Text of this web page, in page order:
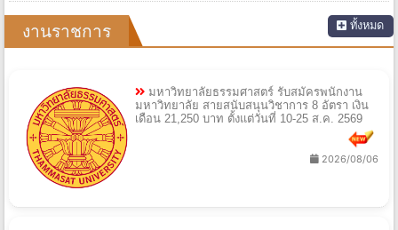
งานราชการ ทั้งหมด
มหาวิทยาลัยธรรมศาสตร์ รับสมัครพนักงาน
มหาวิทยาลัย สายสนับสนุนวิชาการ 8 อัตรา เงิน
เดือน 21,250 บาท ตั้งแต่วันที่ 10-25 ส.ค. 2569
2026/08/06